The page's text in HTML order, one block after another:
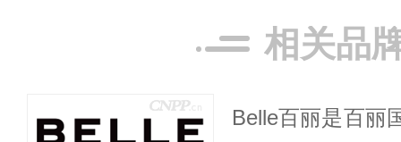
相关品
Belle百丽是百丽